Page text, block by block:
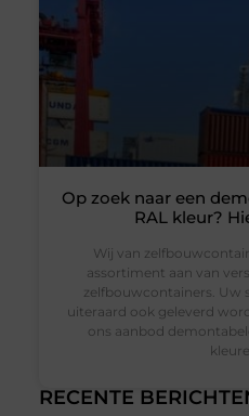
RECENTE
Op zoek naar een
RAL kleur?
Wij van
assortiment aan van
zelfbouwcontainers. Uw
uiteraard ook geleverd
ons aanbod